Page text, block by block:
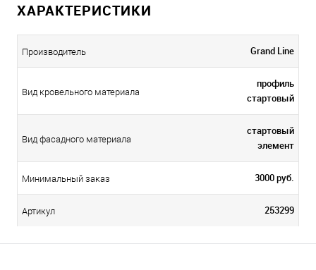
ХАРАКТЕРИСТИКИ
Производитель Grand Line
Вид кровельного материала
профиль
стартовый
Вид фасадного материала
стартовый
элемент
Минимальный заказ 3000 руб.
Артикул 253299